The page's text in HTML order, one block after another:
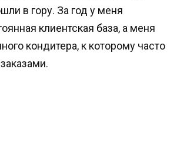
в гору. За год у меня
клиентская база, а меня
кондитера, к которому часто